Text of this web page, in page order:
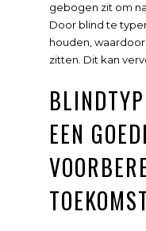
gebogen zit om
Door blind te
houden,
zitten. Dit kan
EEN